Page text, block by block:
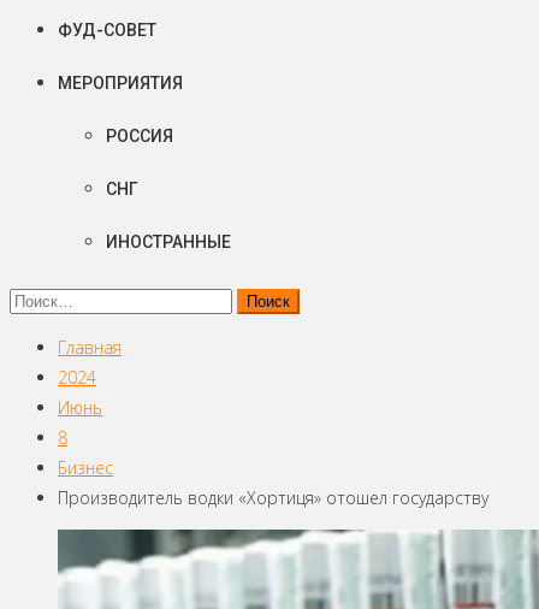
ФУД-СОВЕТ
МЕРОПРИЯТИЯ
РОССИЯ
СНГ
ИНОСТРАННЫЕ
Найти:
Главная
2024
Июнь
8
Бизнес
Производитель водки «Хортиця» отошел государству